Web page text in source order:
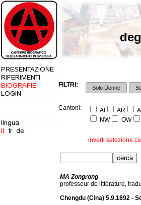
FILTRI: Solo Donne
Cantoni: AI AR
NW
OW
inverti selezione
MA Zongrong
professeur de littérature,
Chengdu (Cina) 5.9.1892 -